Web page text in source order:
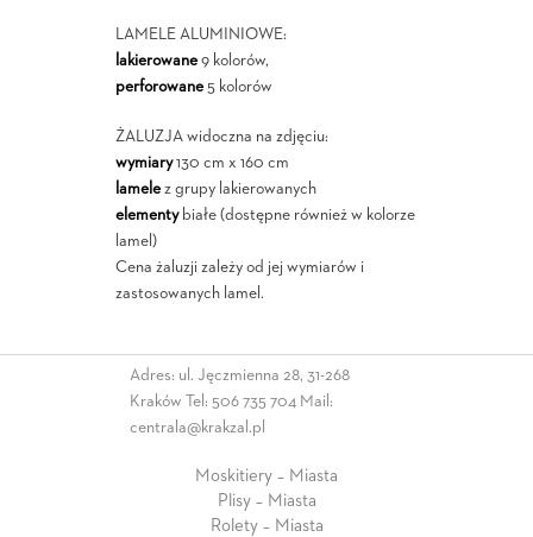
LAMELE ALUMINIOWE:
lakierowane9 kolorów,
perforowane5 kolorów
ŻALUZJA widoczna na zdjęciu:
wymiary130 cm x 160 cm
lamelez grupy lakierowanych
elementybiałe (dostępne również w kolorze
lamel)
Cena żaluzji zależy od jej wymiarów i
zastosowanych lamel.
Adres: ul. Jęczmienna 28, 31-268
Kraków Tel: 506 735 704 Mail:
centrala@krakzal.pl
Moskitiery – Miasta
Plisy – Miasta
Rolety – Miasta